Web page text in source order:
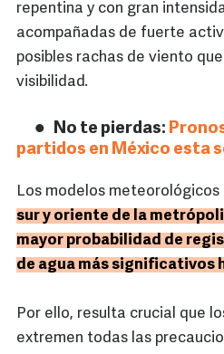
repentina y con gran
acompañadas de fuerte
posibles rachas de viento
visibilidad.
No te pierdas:
partidos en México esta
Los modelos meteorológicos
sur y oriente de la
mayor probabilidad de
de agua más significativos
Por ello, resulta crucial que
extremen todas las